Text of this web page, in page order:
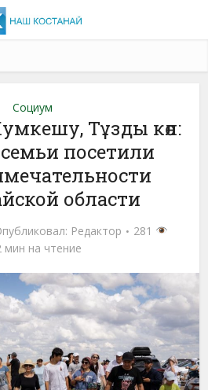
Социум
Тұзды көл:
посетили
области
Редактор
281
мин на чтение